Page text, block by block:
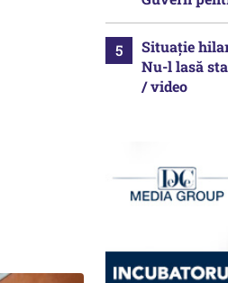
Situație
Nu-l lasă
/ video